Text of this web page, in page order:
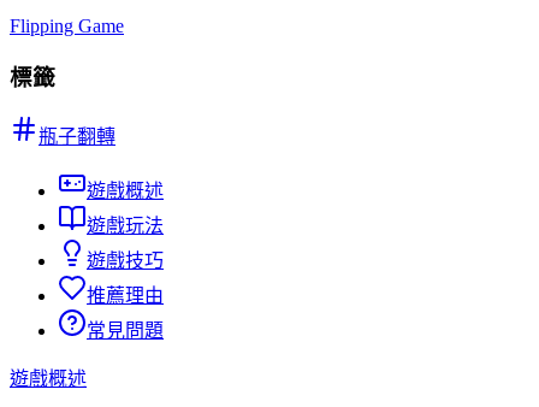
Flipping Game
標籤
瓶子翻轉
遊戲概述
遊戲玩法
遊戲技巧
推薦理由
常見問題
遊戲概述